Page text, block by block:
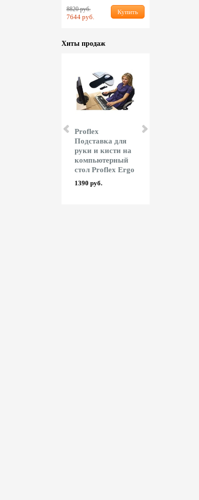
8820 руб.
7644 руб.
Купить
Хиты продаж
Proflex
Подставка для
руки и кисти на
компьютерный
стол Proflex Ergo
1390 руб.